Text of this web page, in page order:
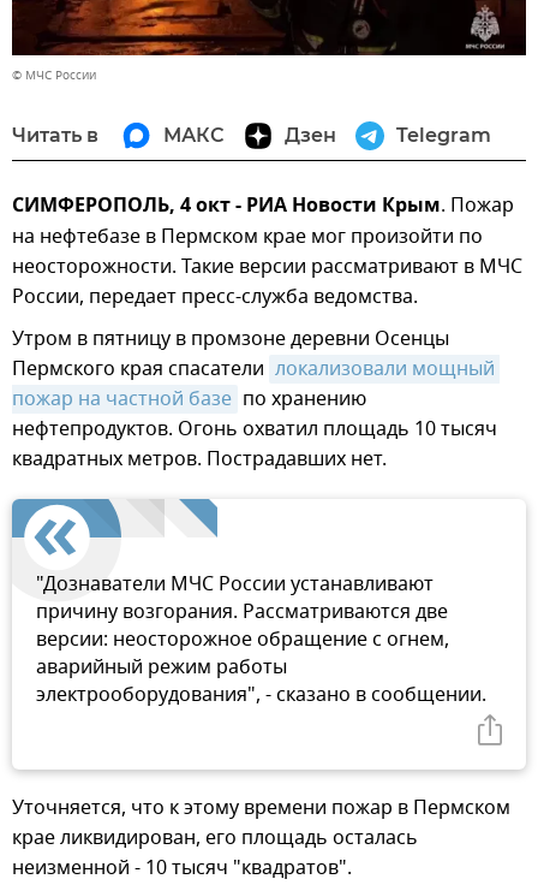
© МЧС России
Читать в МАКС Дзен Telegram
СИМФЕРОПОЛЬ, 4 окт - РИА Новости Крым. Пожар
на нефтебазе в Пермском крае мог произойти по
неосторожности. Такие версии рассматривают в МЧС
России, передает пресс-служба ведомства.
Утром в пятницу в промзоне деревни Осенцы
Пермского края спасатели локализовали мощный
пожар на частной базе по хранению
нефтепродуктов. Огонь охватил площадь 10 тысяч
квадратных метров. Пострадавших нет.
"Дознаватели МЧС России устанавливают
причину возгорания. Рассматриваются две
версии: неосторожное обращение с огнем,
аварийный режим работы
электрооборудования", - сказано в сообщении.
Уточняется, что к этому времени пожар в Пермском
крае ликвидирован, его площадь осталась
неизменной - 10 тысяч "квадратов".